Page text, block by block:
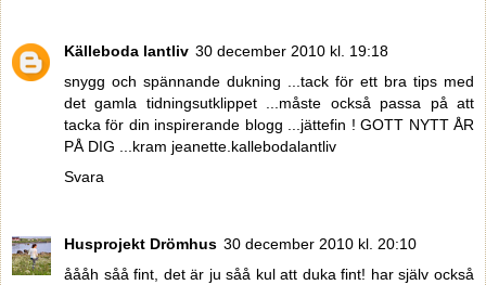
Källeboda lantliv 30 december 2010 kl. 19:18
snygg och spännande dukning ...tack för ett bra tips med
det gamla tidningsutklippet ...måste också passa på att
tacka för din inspirerande blogg ...jättefin ! GOTT NYTT ÅR
PÅ DIG ...kram jeanette.kallebodalantliv
Svara
Husprojekt Drömhus 30 december 2010 kl. 20:10
åååh såå fint, det är ju såå kul att duka fint! har själv också